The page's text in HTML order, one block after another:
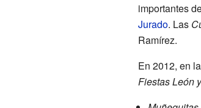
importantes
Jurado. Las
Ramírez.
En 2012, en
Fiestas León